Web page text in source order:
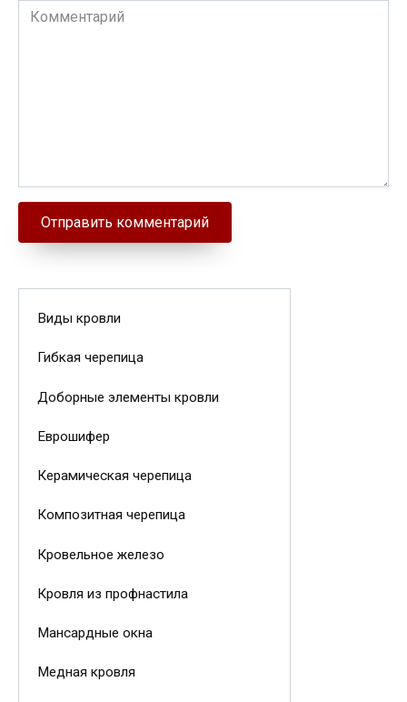
Комментарий
Виды кровли
Гибкая черепица
Доборные элементы кровли
Еврошифер
Керамическая черепица
Композитная черепица
Кровельное железо
Кровля из профнастила
Мансардные окна
Медная кровля